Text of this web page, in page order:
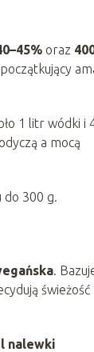
oraz
1 litr wódki i
a mocą
do 300 g.
.
świeżość
nalewki